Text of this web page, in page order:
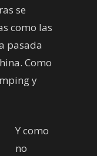
se
como las
pasada
Como
y
Y como
no